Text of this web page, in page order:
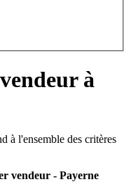
à
à l'ensemble des critères
vendeur - Payerne